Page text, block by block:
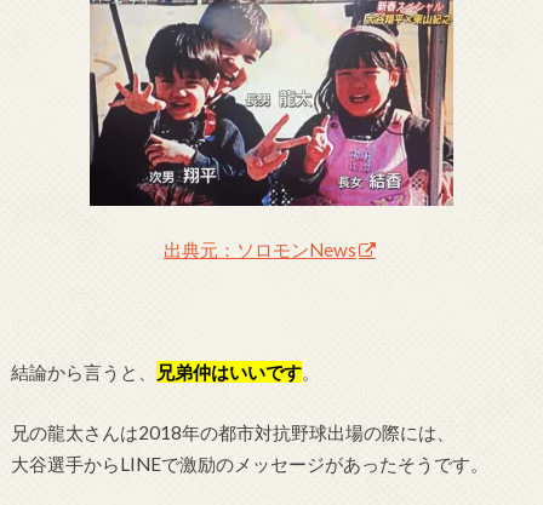
出典元：ソロモンNews
結論から言うと、 兄弟仲はいいです。
兄の龍太さんは2018年の都市対抗野球出場の際には、
大谷選手からLINEで激励のメッセージがあったそうです。